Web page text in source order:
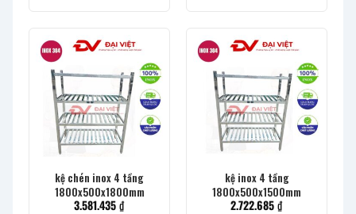
kệ chén inox 4 tầng
1800x500x1800mm
3.581.435₫
kệ inox 4 tầng
1800x500x1500mm
2.722.685₫